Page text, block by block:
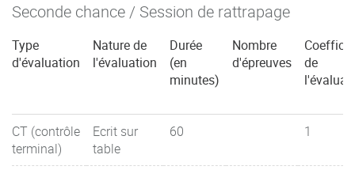
Seconde chance / Session de rattrapage
Type
d'évaluation
Nature de
l'évaluation
Durée
(en
minutes)
Nombre
d'épreuves
de
CT (contrôle
terminal)
Ecrit sur
table
60 1